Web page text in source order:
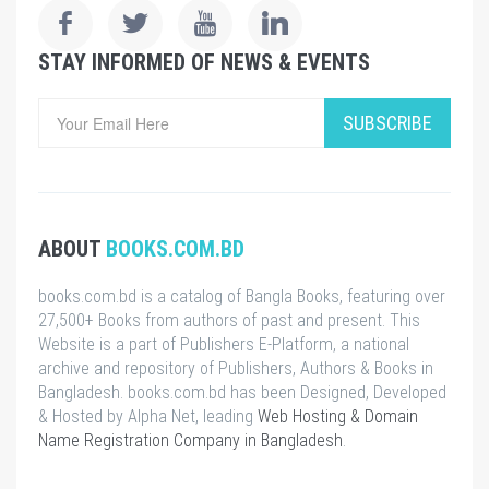
STAY INFORMED OF NEWS & EVENTS
SUBSCRIBE
ABOUT BOOKS.COM.BD
books.com.bd is a catalog of Bangla Books, featuring over
27,500+ Books from authors of past and present. This
Website is a part of Publishers E-Platform, a national
archive and repository of Publishers, Authors & Books in
Bangladesh. books.com.bd has been Designed, Developed
& Hosted by Alpha Net, leading Web Hosting & Domain
Name Registration Company in Bangladesh.